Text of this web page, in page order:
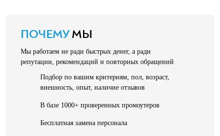
ПОЧЕМУМЫ
Мы работаем не ради быстрых денег, а ради
репутации, рекомендаций и повторных обращений
Подбор по вашим критериям, пол, возраст,
внешность, опыт, наличие отзывов
В базе 1000+ проверенных промоутеров
Бесплатная замена персонала